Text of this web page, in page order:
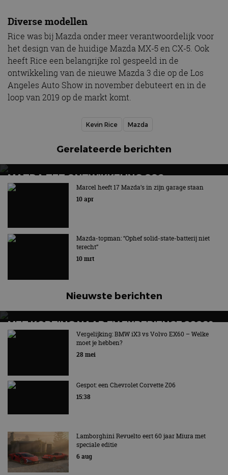
Diverse modellen
Rice was bij Mazda onder meer verantwoordelijk voor
het design van de huidige Mazda MX-5 en CX-5. Ook
heeft Rice een belangrijke rol gespeeld in de
ontwikkeling van de nieuwe Mazda 3 die op de Los
Angeles Auto Show in november debuteert en in de
loop van 2019 op de markt komt.
Kevin Rice Mazda
Gerelateerde berichten
MAZDA ZET ONTWIKKELING CO2-
AFVANGINSTALLATIE VOORT
Techniek kan bijdragen aan het verminderen van de
Marcel heeft 17 Mazda’s in zijn garage staan
10 apr
Mazda-topman: “Ophef solid-state-batterij niet
terecht”
10 mrt
Nieuwste berichten
MET KORTING NAAR EV EXPERIENCE 2026?
AUTORAI REGELT HET!
EV Experience 2026 van 24 tot 26 september
Vergelijking: BMW iX3 vs Volvo EX60 – Welke
moet je hebben?
28 mei
Gespot: een Chevrolet Corvette Z06
15:38
Lamborghini Revuelto eert 60 jaar Miura met
speciale editie
6 aug